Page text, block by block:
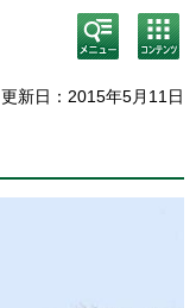
検
索・
メニ
コン
テン
ニュ
更新日：2015年5月11日